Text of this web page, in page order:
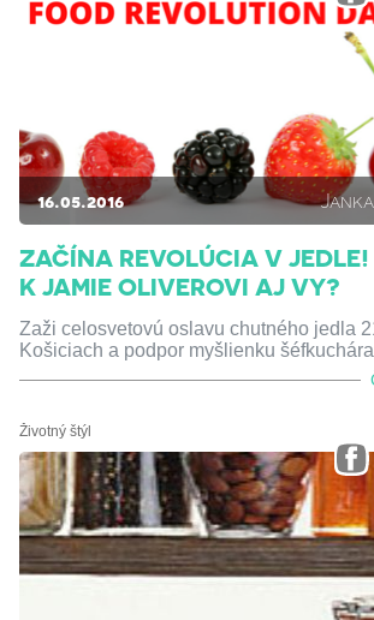
16.05.2016
ZAČÍNA REVOLÚCIA V JEDLE!
K JAMIE OLIVEROVI AJ VY?
Zaži celosvetovú oslavu chutného jedla
Košiciach a podpor myšlienku
Životný štýl